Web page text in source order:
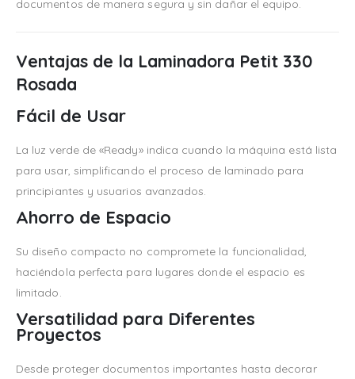
documentos de manera segura y sin dañar el equipo.
Ventajas de la Laminadora Petit 330
Rosada
Fácil de Usar
La luz verde de «Ready» indica cuando la máquina está lista
para usar, simplificando el proceso de laminado para
principiantes y usuarios avanzados.
Ahorro de Espacio
Su diseño compacto no compromete la funcionalidad,
haciéndola perfecta para lugares donde el espacio es
limitado.
Versatilidad para Diferentes
Proyectos
Desde proteger documentos importantes hasta decorar